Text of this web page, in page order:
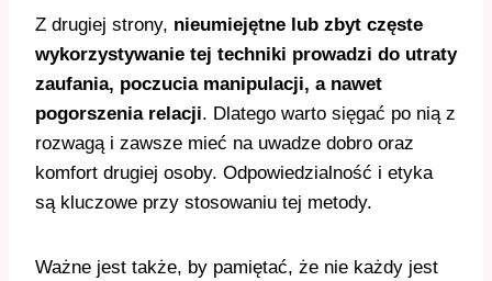
Z drugiej strony, nieumiejętne lub zbyt częste
wykorzystywanie tej techniki prowadzi do utraty
zaufania, poczucia manipulacji, a nawet
pogorszenia relacji. Dlatego warto sięgać po nią z
rozwagą i zawsze mieć na uwadze dobro oraz
komfort drugiej osoby. Odpowiedzialność i etyka
są kluczowe przy stosowaniu tej metody.
Ważne jest także, by pamiętać, że nie każdy jest